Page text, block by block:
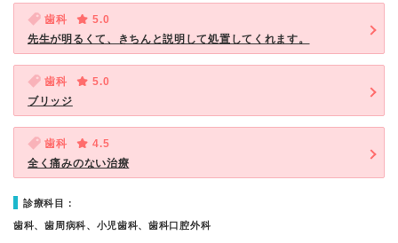
歯科
5.0
先生が明るくて、きちんと説明して処置してくれます。
歯科
5.0
ブリッジ
歯科
4.5
全く痛みのない治療
診療科目：
歯科、歯周病科、小児歯科、歯科口腔外科